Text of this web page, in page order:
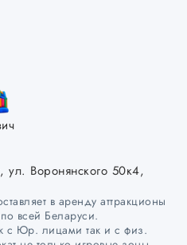
Воронянского 50к4,
в аренду аттракционы
всей Беларуси.
с Юр. лицами так и с физ.